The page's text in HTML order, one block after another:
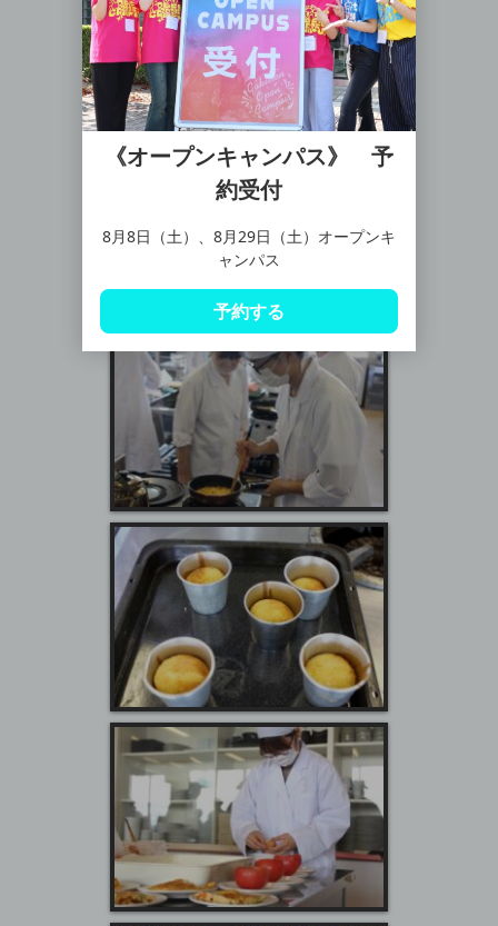
《オープンキャンパス》 予
約受付
8月8日（土）、8月29日（土）オープンキ
ャンパス
予約する